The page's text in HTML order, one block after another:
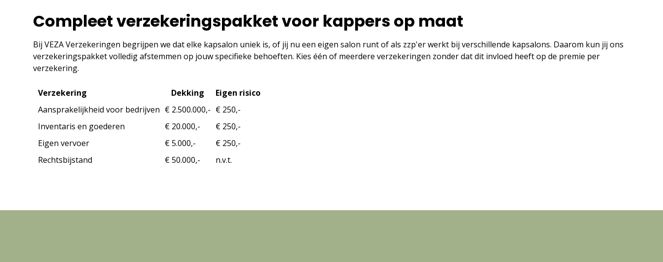
Compleet verzekeringspakket voor kappers op maat
Bij VEZA Verzekeringen begrijpen we dat elke kapsalon uniek is, of jij nu een eigen salon runt of als zzp'er werkt bij verschillende kapsalons. Daarom kun jij ons
verzekeringspakket volledig afstemmen op jouw specifieke behoeften. Kies één of meerdere verzekeringen zonder dat dit invloed heeft op de premie per
verzekering.
Verzekering Dekking
Eigen risico
Aansprakelijkheid voor bedrijven € 2.500.000,- € 250,-
Inventaris en goederen
€ 20.000,-
€ 250,-
Eigen vervoer
€ 5.000,-
€ 250,-
Rechtsbijstand
€ 50.000,- n.v.t.